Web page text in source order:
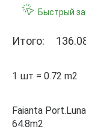
Быстрый
Итого:
1 шт = 0.72 m2
Faianta
64.8m2